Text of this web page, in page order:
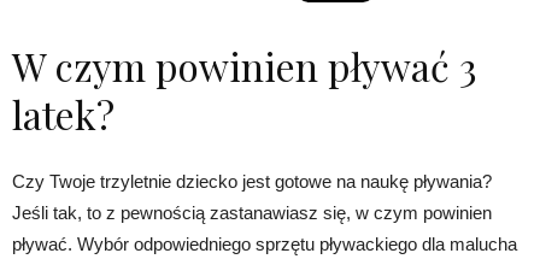
W czym powinien pływać 3
latek?
Czy Twoje trzyletnie dziecko jest gotowe na naukę pływania?
Jeśli tak, to z pewnością zastanawiasz się, w czym powinien
pływać. Wybór odpowiedniego sprzętu pływackiego dla malucha